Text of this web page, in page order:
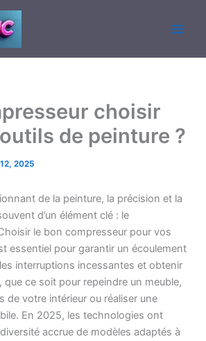
choisir
de peinture ?
2025
de la peinture, la précision et la
d’un élément clé : le
le bon compresseur pour vos
essentiel pour garantir un écoulement
interruptions incessantes et obtenir
que ce soit pour repeindre un meuble,
de votre intérieur ou réaliser une
En 2025, les technologies ont
accrue de modèles adaptés à